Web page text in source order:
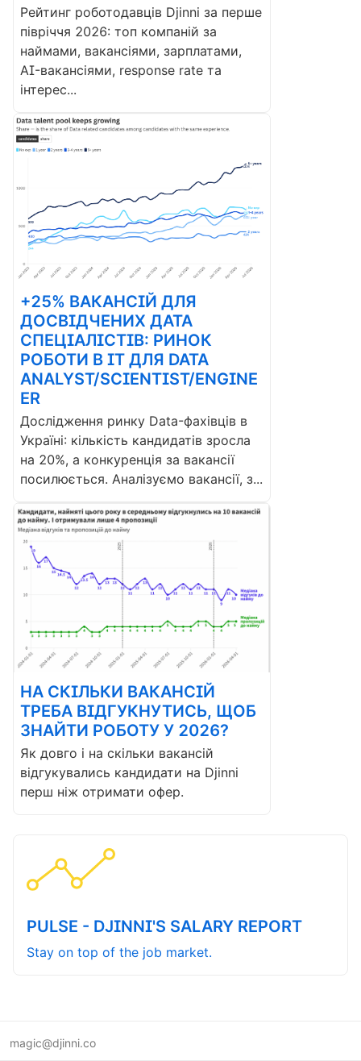
Рейтинг роботодавців Djinni за перше
півріччя 2026: топ компаній за
наймами, вакансіями, зарплатами,
AI-вакансіями, response rate та
інтерес...
+25% ВАКАНСІЙ ДЛЯ
ДОСВІДЧЕНИХ ДАТА
СПЕЦІАЛІСТІВ: РИНОК
РОБОТИ В ІТ ДЛЯ DATA
ANALYST/SCIENTIST/ENGINE
ER
Дослідження ринку Data-фахівців в
Україні: кількість кандидатів зросла
на 20%, а конкуренція за вакансії
посилюється. Аналізуємо вакансії, з...
НА СКІЛЬКИ ВАКАНСІЙ
ТРЕБА ВІДГУКНУТИСЬ, ЩОБ
ЗНАЙТИ РОБОТУ У 2026?
Як довго і на скільки вакансій
відгукувались кандидати на Djinni
перш ніж отримати офер.
PULSE - DJINNI'S SALARY REPORT
Stay on top of the job market.
magic@djinni.co